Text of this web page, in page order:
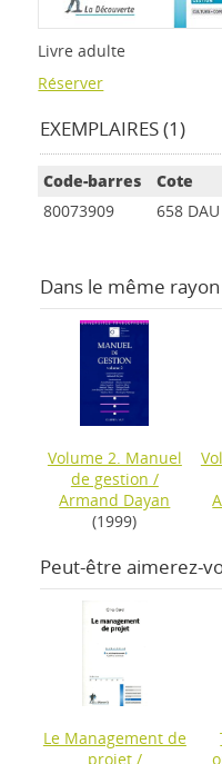
Livre adulte
Réserver
EXEMPLAIRES (1)
Code-barres Cote
80073909
658 DAU
Dans le même rayon
Volume 2. Manuel
de gestion /
Armand Dayan
(1999)
Peut-être aimerez-
Le Management de
projet/